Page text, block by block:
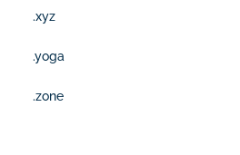
.xyz
.yoga
.zone